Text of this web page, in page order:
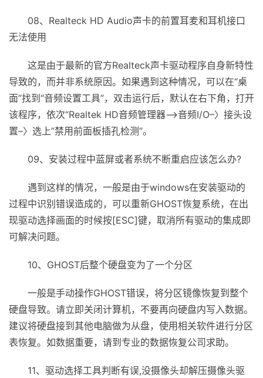
08、Realteck HD Audio声卡的前置耳麦和耳机接口
无法使用
这是由于最新的官方Realteck声卡驱动程序自身新特性
导致的，而并非系统原因。如果遇到这种情况，可以在“桌
面”找到“音频设置工具”，双击运行后，默认在右下角，打开
该程序，依次“Realtek HD音频管理器–>音频I/O–〉接头设
置–〉选上”禁用前面板插孔检测”。
09、安装过程中蓝屏或者系统不断重启应该怎么办?
遇到这样的情况，一般是由于windows在安装驱动的
过程中识别错误造成的，可以重新GHOST恢复系统，在出
现驱动选择画面的时候按[ESC]键，取消所有驱动的集成即
可解决问题。
10、GHOST后整个硬盘变为了一个分区
一般是手动操作GHOST错误，将分区镜像恢复到整个
硬盘导致。请立即关闭计算机，不要再向硬盘内写入数据。
建议将硬盘接到其他电脑做为从盘，使用相关软件进行分区
表恢复。如数据重要，请到专业的数据恢复公司求助。
11、驱动选择工具判断有误,没摄像头却解压摄像头驱